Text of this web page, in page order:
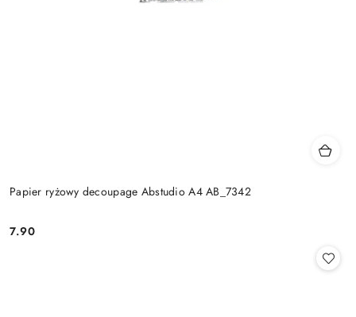
Papier ryżowy decoupage Abstudio A4 AB_7342
Cena:
7.90